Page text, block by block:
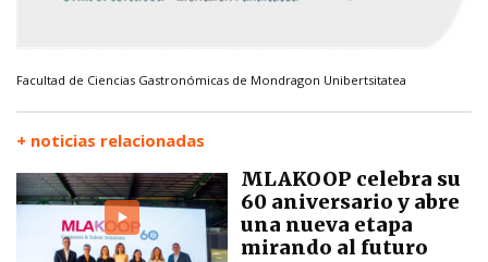
Facultad de Ciencias Gastronómicas de Mondragon Unibertsitatea
+ noticias relacionadas
MLAKOOP celebra su
60 aniversario y abre
una nueva etapa
mirando al futuro